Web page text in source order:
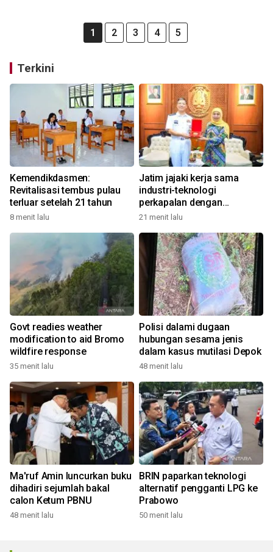
1 2 3 4 5
Terkini
Kemendikdasmen:
Revitalisasi tembus pulau
terluar setelah 21 tahun
8 menit lalu
Jatim jajaki kerja sama
industri-teknologi
perkapalan dengan
Tiongkok
21 menit lalu
Govt readies weather
modification to aid Bromo
wildfire response
35 menit lalu
Polisi dalami dugaan
hubungan sesama jenis
dalam kasus mutilasi Depok
48 menit lalu
Ma'ruf Amin luncurkan buku
dihadiri sejumlah bakal
calon Ketum PBNU
48 menit lalu
BRIN paparkan teknologi
alternatif pengganti LPG ke
Prabowo
50 menit lalu